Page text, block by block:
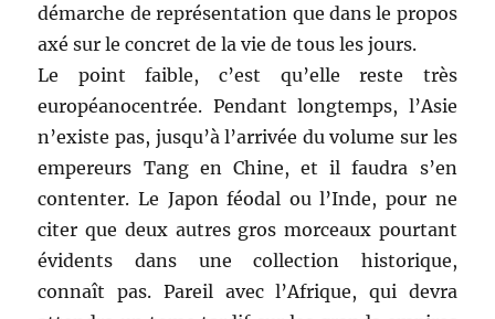
démarche de représentation que dans le propos
axé sur le concret de la vie de tous les jours.
Le point faible, c’est qu’elle reste très
européanocentrée. Pendant longtemps, l’Asie
n’existe pas, jusqu’à l’arrivée du volume sur les
empereurs Tang en Chine, et il faudra s’en
contenter. Le Japon féodal ou l’Inde, pour ne
citer que deux autres gros morceaux pourtant
évidents dans une collection historique,
connaît pas. Pareil avec l’Afrique, qui devra